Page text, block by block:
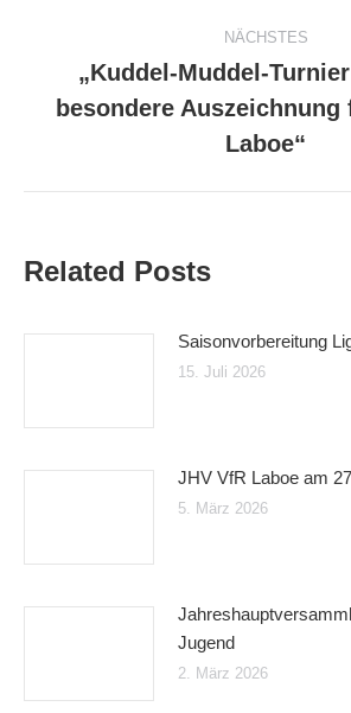
NÄCHSTES
Nächster
Beitrag:
„Kuddel-Muddel-
besondere Auszeichnung
Laboe“
Related Posts
Saisonvorbereitung
15. Juli 2026
JHV VfR Laboe am
5. März 2026
Jugend
2. März 2026